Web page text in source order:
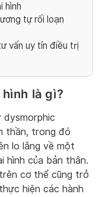
hình
tự rối loạn
vấn uy tín điều trị
là gì?
dysmorphic
thần, trong đó
lo lắng về một
hình của bản thân.
cơ thể cũng trở
hiện các hành